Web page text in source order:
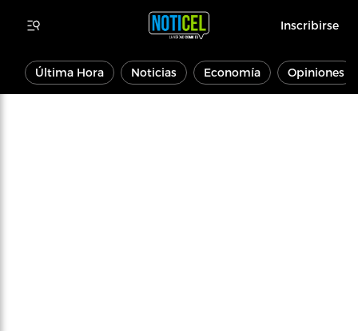
Inscribirse
Última Hora Noticias Economía Opiniones